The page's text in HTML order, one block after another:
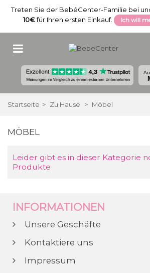
Treten Sie der BebéCenter-Familie bei
10€für Ihren ersten Einkauf. Ich will
Startseite > Zu Hause > Möbel
MÖBEL
Leider gibt es in dieser Kategorie
Produkte
INFORMATIONEN
Unsere Geschäfte
Kontaktiere uns
Impressum